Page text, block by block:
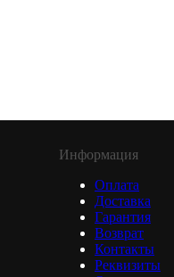
Информация
Оплата
Доставка
Гарантия
Возврат
Контакты
Реквизиты